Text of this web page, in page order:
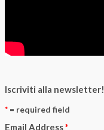
Iscriviti alla newsletter!
* = required field
Email Address*